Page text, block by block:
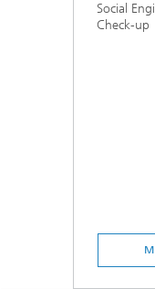
Social
Check-up